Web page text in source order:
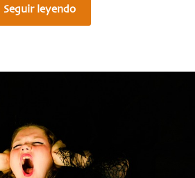
Seguir leyendo